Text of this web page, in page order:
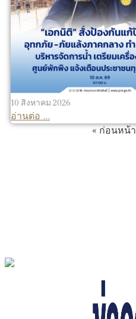
10 สิงหาคม 2026
อ่านต่อ ...
« ก่อนหน้า